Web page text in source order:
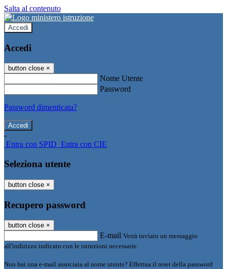
Salta al contenuto
Accedi
Accedi
button close ×
Nome Utente
Password
Password dimenticata?
-
Entra con SPID Entra con CIE
Seleziona utente
button close ×
Recupero password
button close ×
E-mail Verrà inviato un messaggio
all'indirizzo indicato con le istruzioni necessarie.
Non hai una e-mail associata al nome utente? Effettua il reset della password